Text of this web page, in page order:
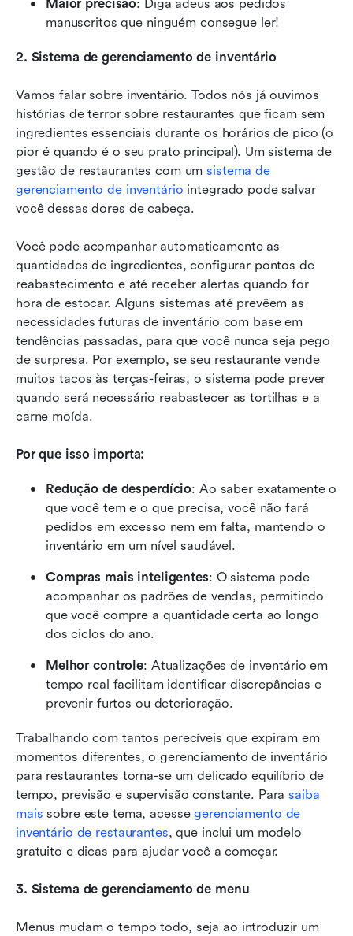
Maior precisão: Diga adeus aos pedidos
manuscritos que ninguém consegue ler!
2. Sistema de gerenciamento de inventário
Vamos falar sobre inventário. Todos nós já ouvimos
histórias de terror sobre restaurantes que ficam sem
ingredientes essenciais durante os horários de pico (o
pior é quando é o seu prato principal). Um sistema de
gestão de restaurantes com um sistema de
gerenciamento de inventário integrado pode salvar
você dessas dores de cabeça.
Você pode acompanhar automaticamente as
quantidades de ingredientes, configurar pontos de
reabastecimento e até receber alertas quando for
hora de estocar. Alguns sistemas até prevêem as
necessidades futuras de inventário com base em
tendências passadas, para que você nunca seja pego
de surpresa. Por exemplo, se seu restaurante vende
muitos tacos às terças-feiras, o sistema pode prever
quando será necessário reabastecer as tortilhas e a
carne moída.
Por que isso importa:
Redução de desperdício: Ao saber exatamente o
que você tem e o que precisa, você não fará
pedidos em excesso nem em falta, mantendo o
inventário em um nível saudável.
Compras mais inteligentes: O sistema pode
acompanhar os padrões de vendas, permitindo
que você compre a quantidade certa ao longo
dos ciclos do ano.
Melhor controle: Atualizações de inventário em
tempo real facilitam identificar discrepâncias e
prevenir furtos ou deterioração.
Trabalhando com tantos perecíveis que expiram em
momentos diferentes, o gerenciamento de inventário
para restaurantes torna-se um delicado equilíbrio de
tempo, previsão e supervisão constante. Para saiba
mais sobre este tema, acesse gerenciamento de
inventário de restaurantes, que inclui um modelo
gratuito e dicas para ajudar você a começar.
3. Sistema de gerenciamento de menu
Menus mudam o tempo todo, seja ao introduzir um